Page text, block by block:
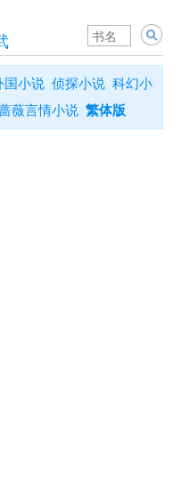
国小说 侦探小说 科幻小
薇言情小说 繁体版